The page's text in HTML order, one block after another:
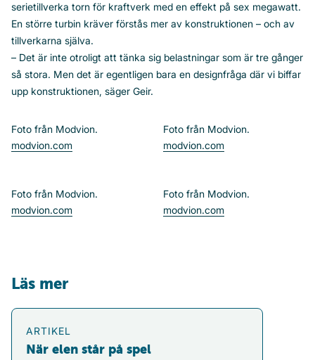
serietillverka torn för kraftverk med en effekt på sex megawatt.
En större turbin kräver förstås mer av konstruktionen – och av
tillverkarna själva.
– Det är inte otroligt att tänka sig belastningar som är tre gånger
så stora. Men det är egentligen bara en designfråga där vi biffar
upp konstruktionen, säger Geir.
Foto från Modvion.
modvion.com
Foto från Modvion.
modvion.com
Foto från Modvion.
modvion.com
Foto från Modvion.
modvion.com
Läs mer
När elen står på spel
ARTIKEL
När elen står på spel